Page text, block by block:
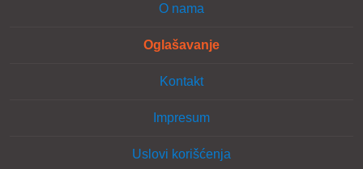
O nama
Oglašavanje
Kontakt
Impresum
Uslovi korišćenja